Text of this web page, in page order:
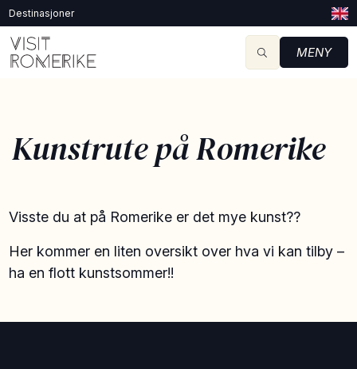
Destinasjoner
MENY
Kunstrute på Romerike
Visste du at på Romerike er det mye kunst??
Her kommer en liten oversikt over hva vi kan tilby –
ha en flott kunstsommer!!